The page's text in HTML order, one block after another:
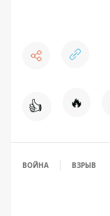
👍 🔥
ВОЙНА ВЗРЫВ